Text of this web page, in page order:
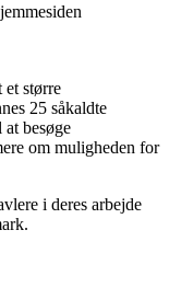
et større
25 såkaldte
besøge
om muligheden for
i deres arbejde